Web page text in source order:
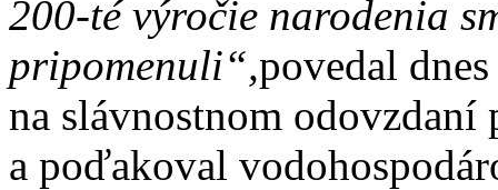
200-té výročie narodenia
pripomenuli“,povedal
na slávnostnom
a poďakoval